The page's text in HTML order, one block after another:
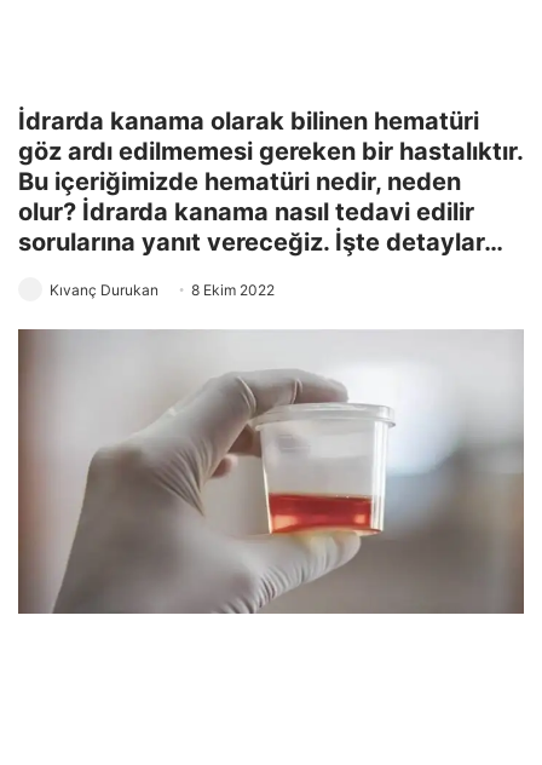
İdrarda kanama olarak bilinen hematüri
göz ardı edilmemesi gereken bir hastalıktır.
Bu içeriğimizde hematüri nedir, neden
olur? İdrarda kanama nasıl tedavi edilir
sorularına yanıt vereceğiz. İşte detaylar…
Kıvanç Durukan 8 Ekim 2022